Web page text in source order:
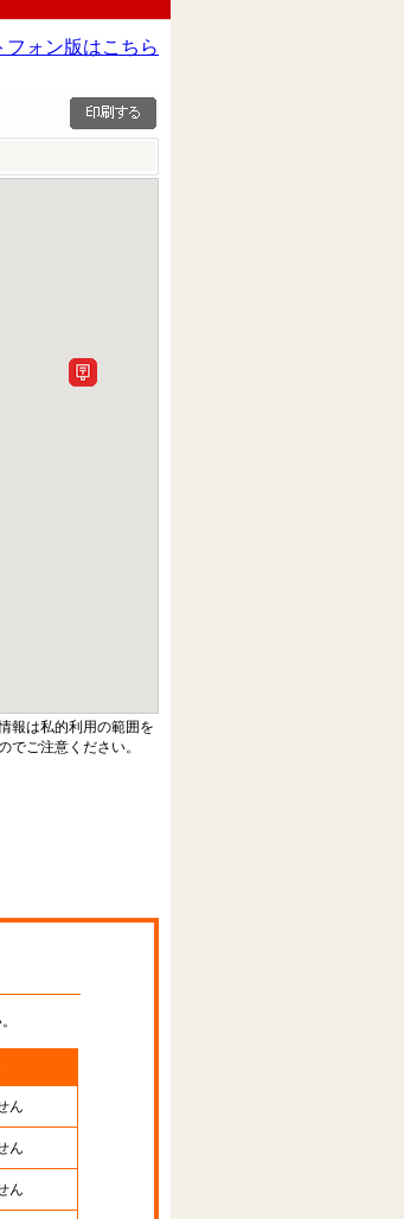
フォン版はこちら
報は私的利用の範囲を
でご注意ください。
ん
ん
ん